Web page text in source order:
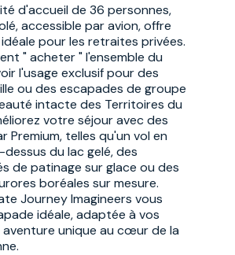
d'accueil de 36 personnes,
accessible par avion, offre
pour les retraites privées.
" acheter " l'ensemble du
l'usage exclusif pour des
ou des escapades de groupe
intacte des Territoires du
votre séjour avec des
Premium, telles qu'un vol en
du lac gelé, des
de patinage sur glace ou des
boréales sur mesure.
Journey Imagineers vous
idéale, adaptée à vos
aventure unique au cœur de la